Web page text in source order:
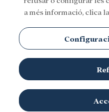
a més informació, clica la